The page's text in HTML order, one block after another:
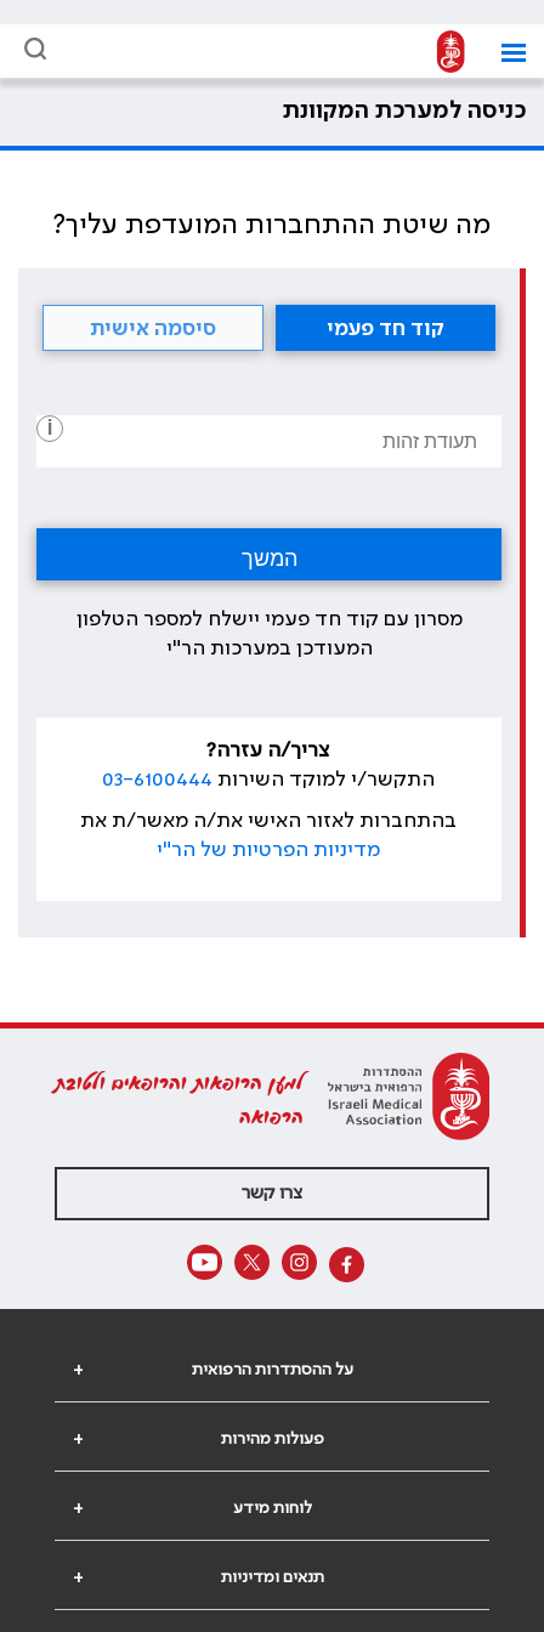
כניסה למערכת המקוונת
מה שיטת ההתחברות המועדפת עליך?
קוד חד פעמי סיסמה אישית
i
מסרון עם קוד חד פעמי יישלח למספר הטלפון
המעודכן במערכות הר"י
צריך/ה עזרה?
התקשר/י למוקד השירות 03-6100444
בהתחברות לאזור האישי את/ה מאשר/ת את
מדיניות הפרטיות של הר"י
למען הרופאות והרופאים ולטובת
הרפואה
צרו קשר
+ על ההסתדרות הרפואית
+ פעולות מהירות
+ לוחות מידע
+ תנאים ומדיניות